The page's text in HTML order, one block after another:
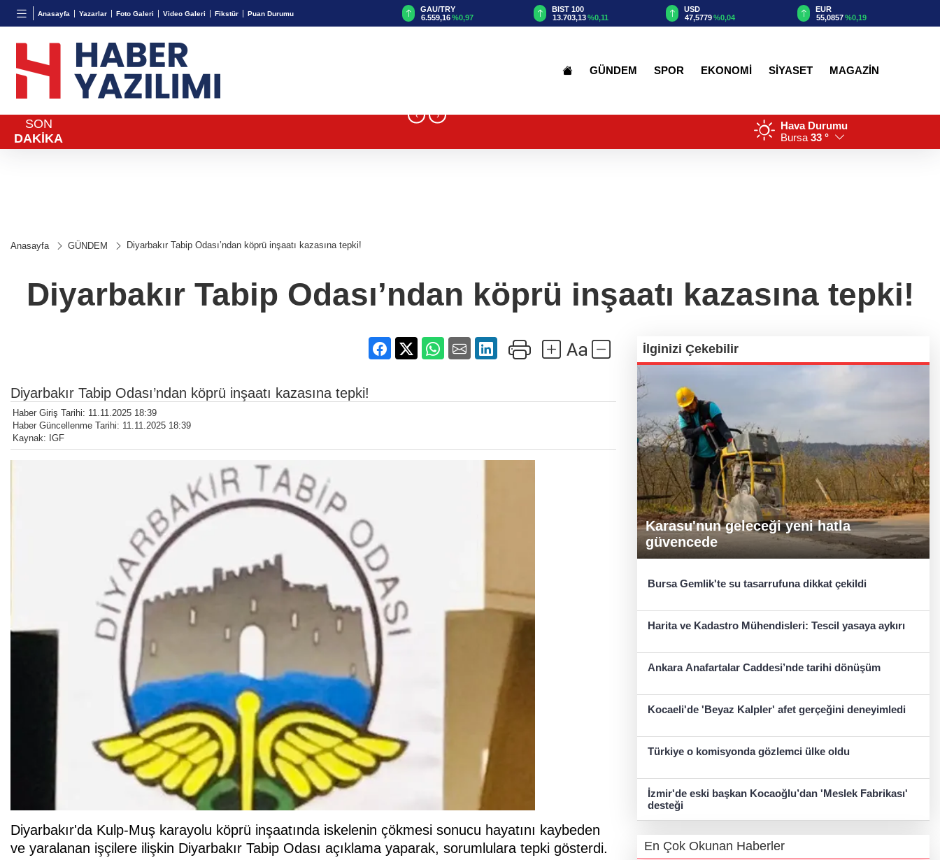
Anasayfa Yazarlar Foto Galeri Video Galeri Fikstür Puan Durumu
BGN
28,0626 %0,37
VND
0,0018%0,12
6.559,16
BIST 100
13.703,13%0,11
USD
47,5779%0,04
EUR
55,0857 %0,19
GBP
64,2208 %0,22
GÜNDEM SPOR EKONOMİ SİYASET MAGAZİN
SON
DAKİKA
‹ ›
Hava Durumu
Bursa 33 °
Anasayfa GÜNDEM Diyarbakır Tabip Odası’ndan köprü inşaatı kazasına tepki!
Diyarbakır Tabip Odası’ndan köprü inşaatı kazasına tepki!
Diyarbakır Tabip Odası’ndan köprü inşaatı kazasına tepki!
Haber Giriş Tarihi: 11.11.2025 18:39
Haber Güncellenme Tarihi: 11.11.2025 18:39
Kaynak: IGF
Diyarbakır'da Kulp-Muş karayolu köprü inşaatında iskelenin çökmesi sonucu hayatını kaybeden
ve yaralanan işçilere ilişkin Diyarbakır Tabip Odası açıklama yaparak, sorumlulara tepki gösterdi.
İlginizi Çekebilir
Karasu'nun geleceği yeni hatla
güvencede
Bursa Gemlik'te su tasarrufuna dikkat çekildi
Harita ve Kadastro Mühendisleri: Tescil yasaya aykırı
Ankara Anafartalar Caddesi’nde tarihi dönüşüm
Kocaeli'de 'Beyaz Kalpler' afet gerçeğini deneyimledi
Türkiye o komisyonda gözlemci ülke oldu
İzmir'de eski başkan Kocaoğlu’dan 'Meslek Fabrikası'
desteği
En Çok Okunan Haberler